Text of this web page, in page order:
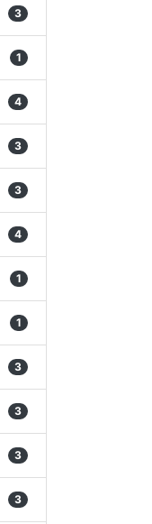
3
1
4
3
3
4
1
1
3
3
3
3